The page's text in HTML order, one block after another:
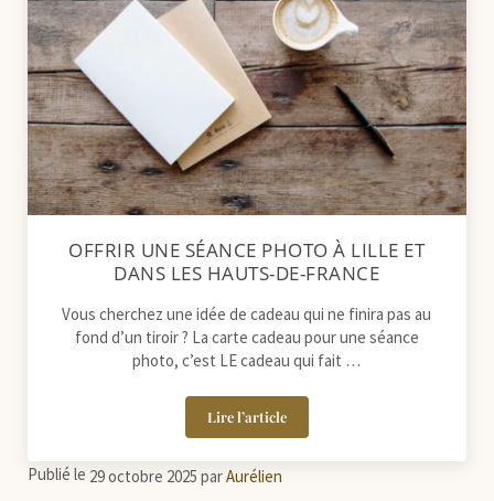
OFFRIR UNE SÉANCE PHOTO À LILLE ET
DANS LES HAUTS-DE-FRANCE
Vous cherchez une idée de cadeau qui ne finira pas au
fond d’un tiroir ? La carte cadeau pour une séance
photo, c’est LE cadeau qui fait …
Lire l’articleOffrir une séance photo à Lille et
Publié le 29 octobre 2025 parAurélien